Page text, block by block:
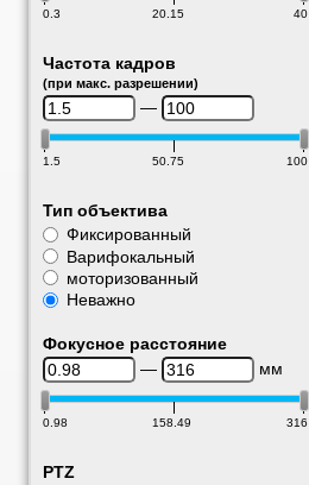
0.3 20.15 40
Частота кадров
(при макс. разрешении)
—
1.5 50.75 100
Тип объектива
Фиксированный
Варифокальный
моторизованный
Неважно
Фокусное расстояние
—
мм
0.98 158.49 316
PTZ